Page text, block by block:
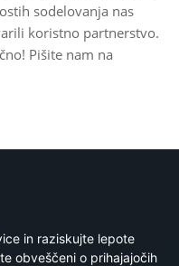
sodelovanja nas
koristno partnerstvo.
Pišite nam na
in raziskujte lepote
obveščeni o prihajajočih